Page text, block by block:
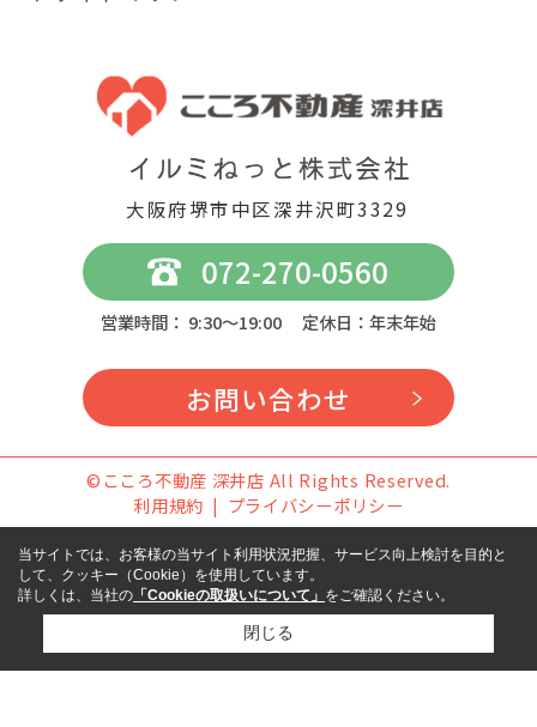
大阪府堺市中区深井沢町3329
072-270-0560
営業時間： 9:30～19:00 定休日：年末年始
お問い合わせ
©こころ不動産 深井店 All Rights Reserved.
利用規約
プライバシーポリシー
当サイトでは、お客様の当サイト利用状況把握、サービス向上検討を目的と
して、クッキー（Cookie）を使用しています。
詳しくは、当社の 「Cookieの取扱いについて」 をご確認ください。
閉じる